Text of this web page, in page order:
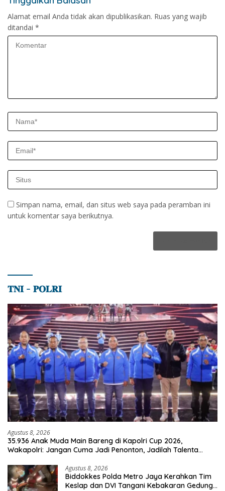
Alamat email Anda tidak akan dipublikasikan. Ruas yang wajib
ditandai *
Simpan nama, email, dan situs web saya pada peramban ini
untuk komentar saya berikutnya.
𝐓𝐍𝐈 – 𝐏𝐎𝐋𝐑𝐈
Agustus 8, 2026
35.936 Anak Muda Main Bareng di Kapolri Cup 2026,
Wakapolri: Jangan Cuma Jadi Penonton, Jadilah Talenta
Agustus 8, 2026
Biddokkes Polda Metro Jaya Kerahkan Tim
Keslap dan DVI Tangani Kebakaran Gedung